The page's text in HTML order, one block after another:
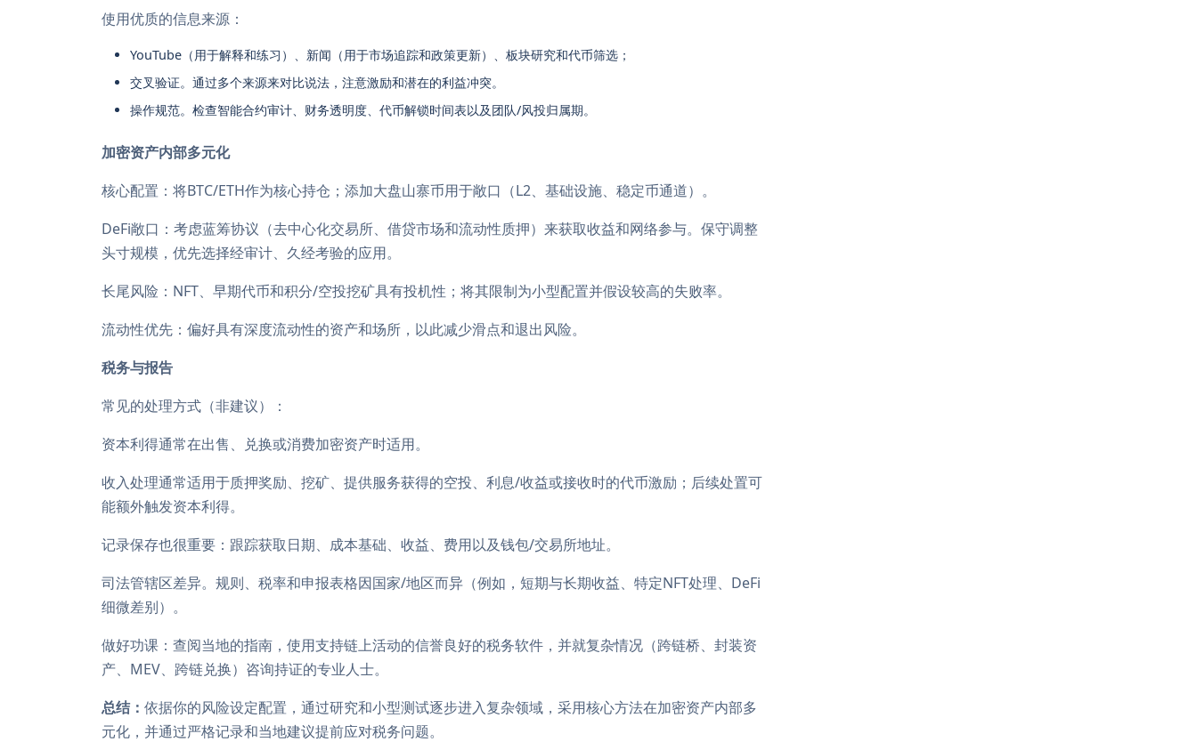
使用优质的信息来源：
YouTube（用于解释和练习）、新闻（用于市场追踪和政策更新）、板块研究和代币筛选；
交叉验证。通过多个来源来对比说法，注意激励和潜在的利益冲突。
操作规范。检查智能合约审计、财务透明度、代币解锁时间表以及团队/风投归属期。
加密资产内部多元化
核心配置：将BTC/ETH作为核心持仓；添加大盘山寨币用于敞口（L2、基础设施、稳定币通道）。
DeFi敞口：考虑蓝筹协议（去中心化交易所、借贷市场和流动性质押）来获取收益和网络参与。保守调整
头寸规模，优先选择经审计、久经考验的应用。
长尾风险：NFT、早期代币和积分/空投挖矿具有投机性；将其限制为小型配置并假设较高的失败率。
流动性优先：偏好具有深度流动性的资产和场所，以此减少滑点和退出风险。
税务与报告
常见的处理方式（非建议）：
资本利得通常在出售、兑换或消费加密资产时适用。
收入处理通常适用于质押奖励、挖矿、提供服务获得的空投、利息/收益或接收时的代币激励；后续处置可
能额外触发资本利得。
记录保存也很重要：跟踪获取日期、成本基础、收益、费用以及钱包/交易所地址。
司法管辖区差异。规则、税率和申报表格因国家/地区而异（例如，短期与长期收益、特定NFT处理、DeFi
细微差别）。
做好功课：查阅当地的指南，使用支持链上活动的信誉良好的税务软件，并就复杂情况（跨链桥、封装资
产、MEV、跨链兑换）咨询持证的专业人士。
总结： 依据你的风险设定配置，通过研究和小型测试逐步进入复杂领域，采用核心方法在加密资产内部多
元化，并通过严格记录和当地建议提前应对税务问题。